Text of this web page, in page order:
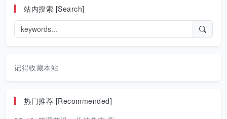
站内搜索 [Search]
记得收藏本站
热门推荐 [Recommended]